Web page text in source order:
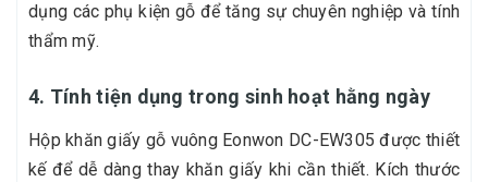
dụng các phụ kiện gỗ để tăng sự chuyên nghiệp và tính
thẩm mỹ.
4. Tính tiện dụng trong sinh hoạt hằng ngày
Hộp khăn giấy gỗ vuông Eonwon DC-EW305 được thiết
kế để dễ dàng thay khăn giấy khi cần thiết. Kích thước